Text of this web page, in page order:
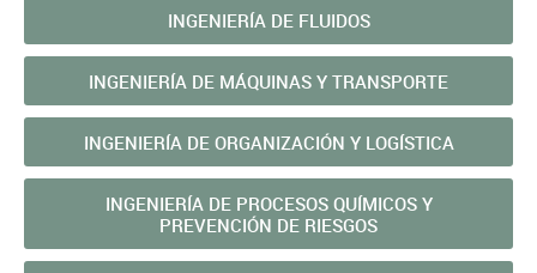
INGENIERÍA DE FLUIDOS
INGENIERÍA DE MÁQUINAS Y TRANSPORTE
INGENIERÍA DE ORGANIZACIÓN Y LOGÍSTICA
INGENIERÍA DE PROCESOS QUÍMICOS Y
PREVENCIÓN DE RIESGOS